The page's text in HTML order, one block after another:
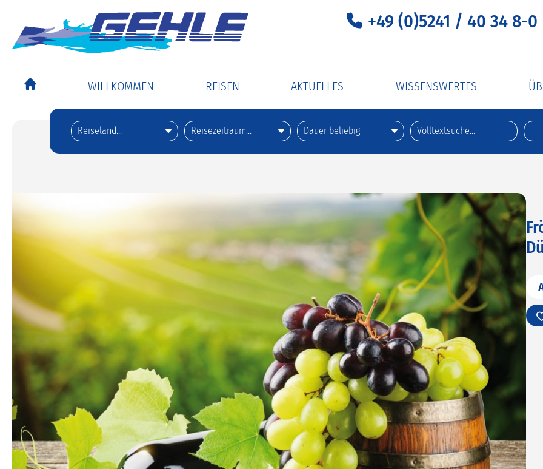
+49 (0)5241 / 40 34 8-0
WILLKOMMEN REISEN
Tagesfahrten der Extraklasse
Goldener September
Highlights
Reiseberichte
AKTUELLES WISSENSWERTES
Gehle Reise-ABC
Richtiges Kofferpacken